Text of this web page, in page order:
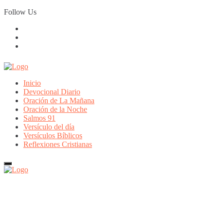
Skip
to
Follow Us
Inicio
Devocional Diario
Oración de La Mañana
Oración de la Noche
Salmos 91
Versículo del día
Versículos Bíblicos
Reflexiones Cristianas